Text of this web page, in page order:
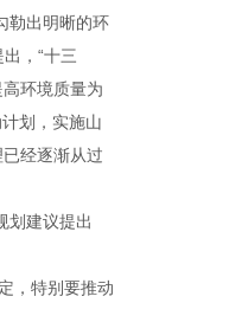
勒出明晰的环
，“十三
环境质量为
划，实施山
经逐渐从过
划建议提出
，特别要推动